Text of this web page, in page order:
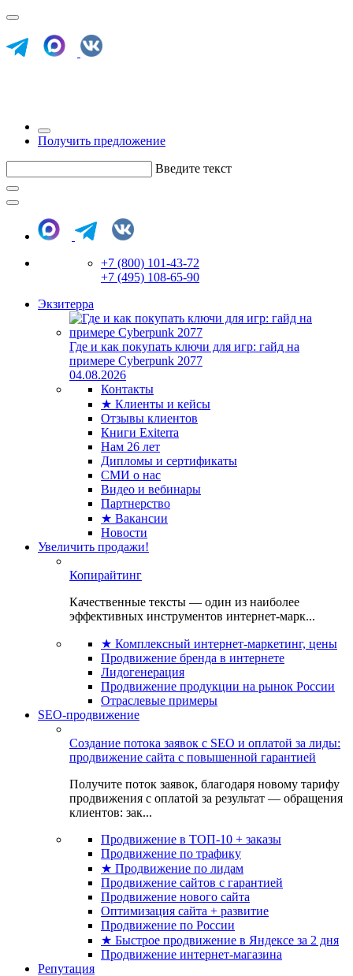
Получить предложение
Введите текст
+7 (800) 101-43-72
+7 (495) 108-65-90
Экзитерра
Где и как покупать ключи для игр: гайд на
примере Cyberpunk 2077
04.08.2026
Контакты
★ Клиенты и кейсы
Отзывы клиентов
Книги Exiterra
Нам 26 лет
Дипломы и сертификаты
СМИ о нас
Видео и вебинары
Партнерство
★ Вакансии
Новости
Увеличить продажи!
Копирайтинг
Качественные тексты — один из наиболее
эффективных инструментов интернет-марк...
★ Комплексный интернет-маркетинг, цены
Продвижение бренда в интернете
Лидогенерация
Продвижение продукции на рынок России
Отраслевые примеры
SEO-продвижение
Создание потока заявок с SEO и оплатой за лиды:
продвижение сайта с повышенной гарантией
Получите поток заявок, благодаря новому тарифу
продвижения с оплатой за результат — обращения
клиентов: зак...
Продвижение в ТОП-10 + заказы
Продвижение по трафику
★ Продвижение по лидам
Продвижение сайтов с гарантией
Продвижение нового сайта
Оптимизация сайта + развитие
Продвижение по России
★ Быстрое продвижение в Яндексе за 2 дня
Продвижение интернет-магазина
Репутация